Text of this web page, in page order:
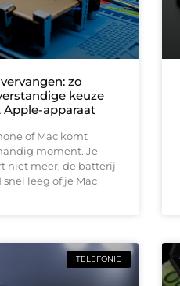
zo
keuze
Apple-apparaat
of Mac komt
moment. Je
niet meer, de batterij
leeg of je Mac
TELEFONIE